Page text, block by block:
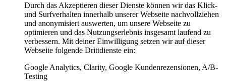
Durch das Akzeptieren dieser Dienste können wir das Klick-
und Surfverhalten innerhalb unserer Webseite nachvollziehen
und anonymisiert auswerten, um unsere Webseite zu
optimieren und das Nutzungserlebnis insgesamt laufend zu
verbessern. Mit deiner Einwilligung setzen wir auf dieser
Webseite folgende Drittdienste ein:
Google Analytics, Clarity, Google Kundenrezensionen, A/B-
Testing